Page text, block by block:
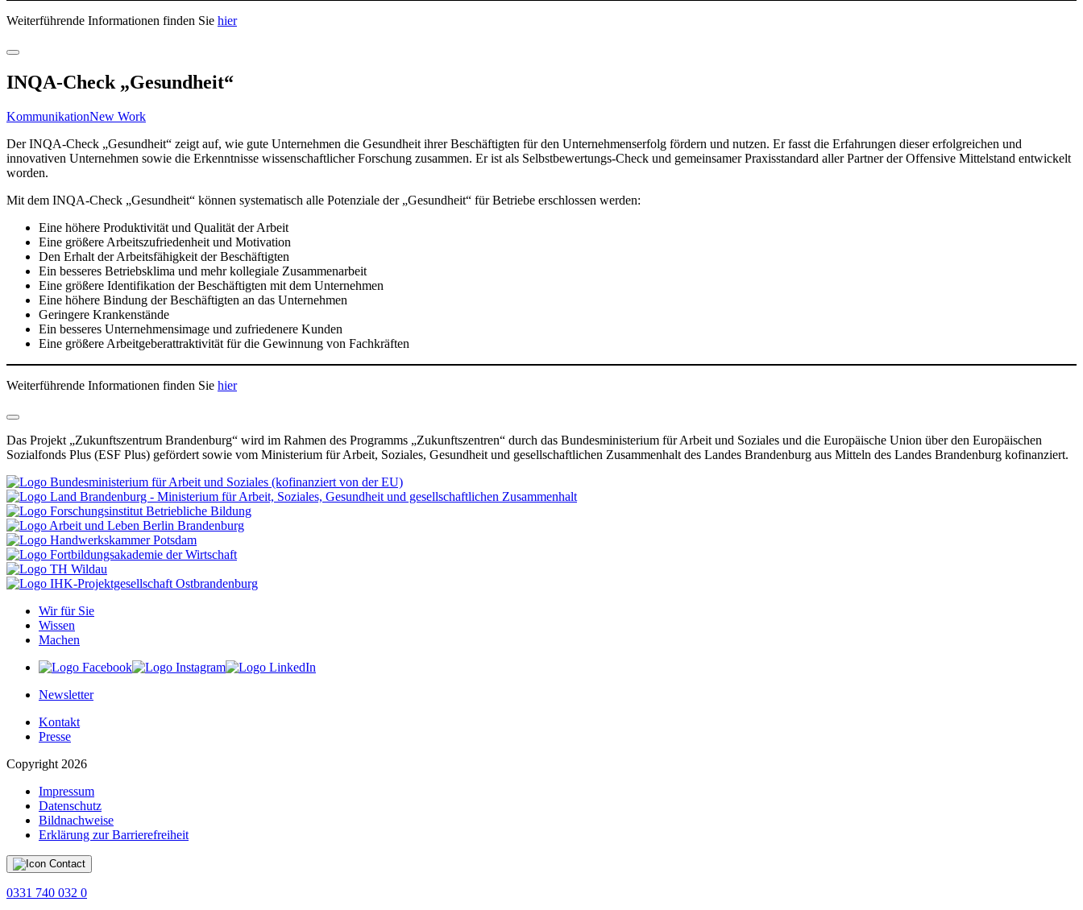
Weiterführende Informationen finden Sie hier
INQA-Check „Gesundheit“
KommunikationNew Work
Der INQA-Check „Gesundheit“ zeigt auf, wie gute Unternehmen die Gesundheit ihrer Beschäftigten für den Unternehmenserfolg fördern und nutzen. Er fasst die Erfahrungen dieser erfolgreichen und
innovativen Unternehmen sowie die Erkenntnisse wissenschaftlicher Forschung zusammen. Er ist als Selbstbewertungs-Check und gemeinsamer Praxisstandard aller Partner der Offensive Mittelstand entwickelt
worden.
Mit dem INQA-Check „Gesundheit“ können systematisch alle Potenziale der „Gesundheit“ für Betriebe erschlossen werden:
Eine höhere Produktivität und Qualität der Arbeit
Eine größere Arbeitszufriedenheit und Motivation
Den Erhalt der Arbeitsfähigkeit der Beschäftigten
Ein besseres Betriebsklima und mehr kollegiale Zusammenarbeit
Eine größere Identifikation der Beschäftigten mit dem Unternehmen
Eine höhere Bindung der Beschäftigten an das Unternehmen
Geringere Krankenstände
Ein besseres Unternehmensimage und zufriedenere Kunden
Eine größere Arbeitgeberattraktivität für die Gewinnung von Fachkräften
Weiterführende Informationen finden Sie hier
Das Projekt „Zukunftszentrum Brandenburg“ wird im Rahmen des Programms „Zukunftszentren“ durch das Bundesministerium für Arbeit und Soziales und die Europäische Union über den Europäischen
Sozialfonds Plus (ESF Plus) gefördert sowie vom Ministerium für Arbeit, Soziales, Gesundheit und gesellschaftlichen Zusammenhalt des Landes Brandenburg aus Mitteln des Landes Brandenburg kofinanziert.
Wir für Sie
Wissen
Machen
Newsletter
Kontakt
Presse
Copyright 2026
Impressum
Datenschutz
Bildnachweise
Erklärung zur Barrierefreiheit
0331 740 032 0